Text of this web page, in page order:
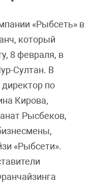
«Рыбсеть» в
который
8 февраля, в
Султан. В
по
Кирова,
Рысбеков,
«Рыбсети».